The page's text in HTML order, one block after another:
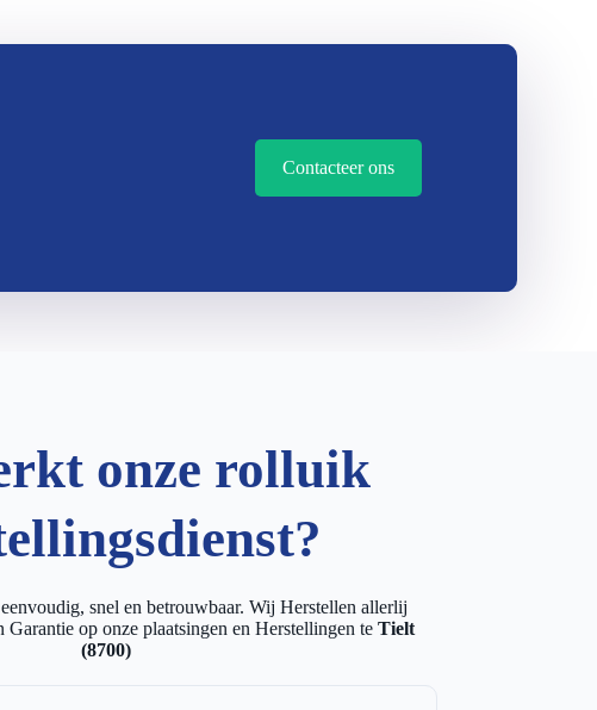
Contacteer ons
onze rolluik
snel en betrouwbaar. Wij Herstellen allerlij
op onze plaatsingen en Herstellingen te Tielt
(8700)